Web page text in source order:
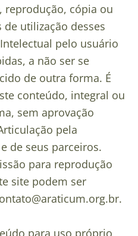
reprodução, cópia ou
utilização desses
pelo usuário
a não ser se
de outra forma. É
conteúdo, integral ou
sem aprovação
pela
de seus parceiros.
para reprodução
site podem ser
.